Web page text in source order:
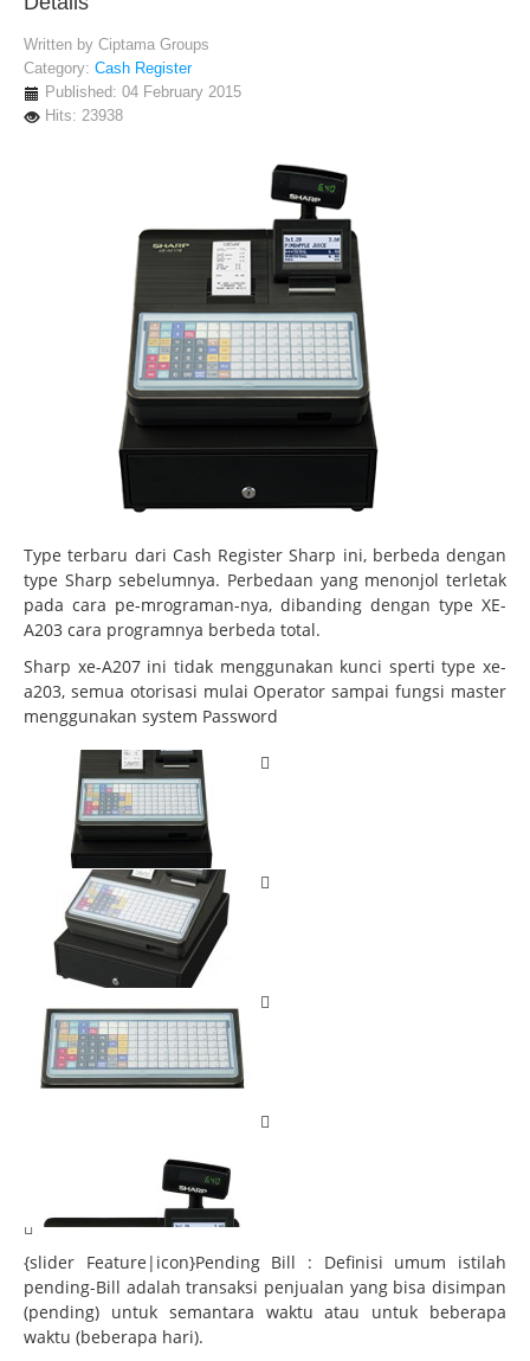
Written by Ciptama Groups
Category: Cash Register
Published: 04 February 2015
Hits: 23938
Type terbaru dari Cash Register Sharp ini, berbeda dengan
type Sharp sebelumnya. Perbedaan yang menonjol terletak
pada cara pe-mrograman-nya, dibanding dengan type XE-
A203 cara programnya berbeda total.
Sharp xe-A207 ini tidak menggunakan kunci sperti type xe-
a203, semua otorisasi mulai Operator sampai fungsi master
menggunakan system Password
{slider Feature|icon}Pending Bill : Definisi umum istilah
pending-Bill adalah transaksi penjualan yang bisa disimpan
(pending) untuk semantara waktu atau untuk beberapa
waktu (beberapa hari).